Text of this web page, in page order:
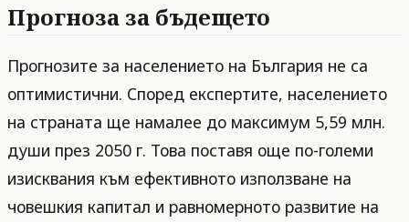
Прогноза за бъдещето
Прогнозите за населението на България не са
оптимистични. Според експертите, населението
на страната ще намалее до максимум 5,59 млн.
души през 2050 г. Това поставя още по-големи
изисквания към ефективното използване на
човешкия капитал и равномерното развитие на